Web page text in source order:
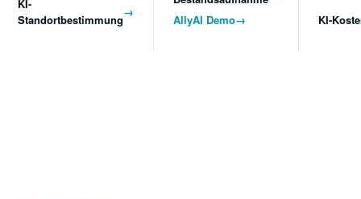
KI-
Standortbestimmung
→
AllyAI Demo→ KI-